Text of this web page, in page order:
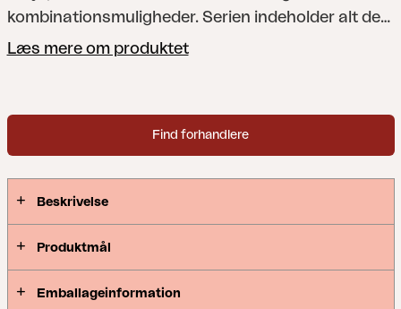
kombinationsmuligheder. Serien indeholder alt det,
du behøver for at lave en skøn sofagruppe eller et
Læs mere om produktet
Find forhandlere
Beskrivelse
Produktmål
Emballageinformation